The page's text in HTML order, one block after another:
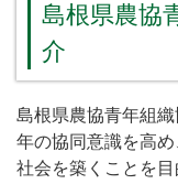
島根県農協
介
島根県農協青年組
年の協同意識を高
社会を築くことを